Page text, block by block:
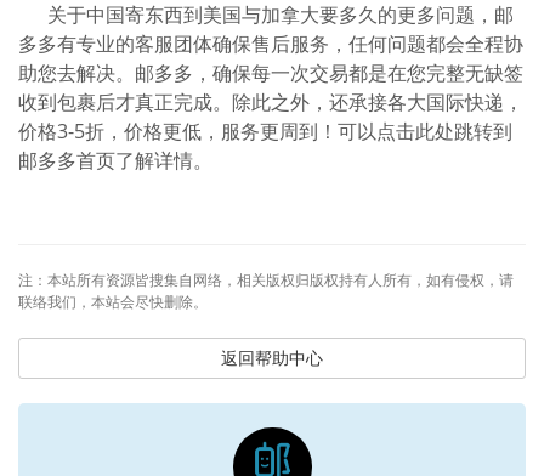
关于中国寄东西到美国与加拿大要多久的更多问题，邮
多多有专业的客服团体确保售后服务，任何问题都会全程协
助您去解决。邮多多，确保每一次交易都是在您完整无缺签
收到包裹后才真正完成。除此之外，还承接各大国际快递，
价格3-5折，价格更低，服务更周到！可以点击此处跳转到
邮多多首页了解详情。
注：本站所有资源皆搜集自网络，相关版权归版权持有人所有，如有侵权，请
联络我们，本站会尽快删除。
返回帮助中心